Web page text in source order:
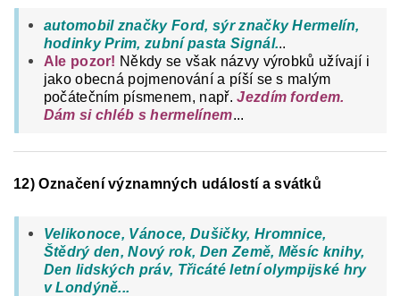
automobil značky Ford, sýr značky Hermelín,
hodinky Prim, zubní pasta Signál...
Ale pozor! Někdy se však názvy výrobků užívají i
jako obecná pojmenování a píší se s malým
počátečním písmenem, např.Jezdím fordem.
Dám si chléb s hermelínem...
12) Označení významných událostí a svátků
Velikonoce, Vánoce, Dušičky, Hromnice,
Štědrý den, Nový rok, Den Země, Měsíc knihy,
Den lidských práv, Třicáté letní olympijské hry
v Londýně...